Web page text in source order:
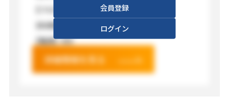
【フロア】
【利用料金】
【電源】XXX
詳細情報を見る
会員登録
ログイン